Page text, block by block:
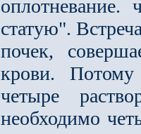
оплотневание.
статую".
почек,
крови. Потому
четыре
необходимо